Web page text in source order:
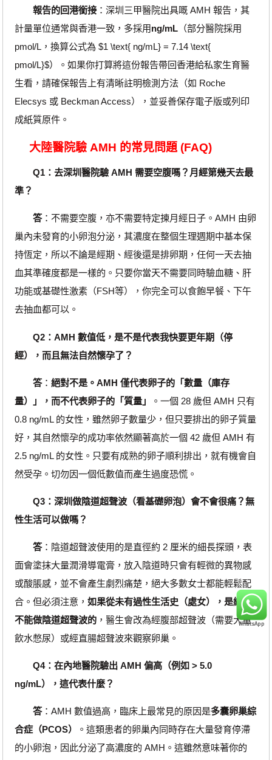
報告的回港銜接：深圳三甲醫院出具嘅 AMH 報告，其
計量單位通常與香港一致，多採用ng/mL（部分醫院採用
pmol/L，換算公式為 $1 \text{ ng/mL} = 7.14 \text{
pmol/L}$）。如果你打算將這份報告帶回香港給私家生育醫
生看，請確保報告上有清晰註明檢測方法（如 Roche
Elecsys 或 Beckman Access），並妥善保存電子版或列印
成紙質原件。
大陸醫院驗 AMH 的常見問題 (FAQ)
Q1：去深圳醫院驗 AMH 需要空腹嗎？月經第幾天去最
準？
答：不需要空腹，亦不需要特定揀月經日子。AMH 由卵
巢內未發育的小卵泡分泌，其濃度在整個生理週期中基本保
持恆定，所以不論是經期、經後還是排卵期，任何一天去抽
血其準確度都是一樣的。只要你當天不需要同時驗血糖、肝
功能或基礎性激素（FSH等），你完全可以食飽早餐、下午
去抽血都可以。
Q2：AMH 數值低，是不是代表我快要更年期（停
經），而且無法自然懷孕了？
答： 絕對不是。 AMH 僅代表卵子的「數量（庫存
量）」，而不代表卵子的「質量」
。一個 28 歲但 AMH 只有
0.8 ng/mL 的女性，雖然卵子數量少，但只要排出的卵子質量
好，其自然懷孕的成功率依然顯著高於一個 42 歲但 AMH 有
2.5 ng/mL 的女性。只要有成熟的卵子順利排出，就有機會自
然受孕。切勿因一個低數值而產生過度恐慌。
Q3：深圳做陰道超聲波（看基礎卵泡）會不會很痛？無
性生活可以做嗎？
答：陰道超聲波使用的是直徑約 2 厘米的細長探頭，表
面會塗抹大量潤滑導電膏，放入陰道時只會有輕微的異物感
或酸脹感，並不會產生劇烈痛楚，絕大多數女士都能輕鬆配
合。但必須注意， 如果從未有過性生活史（處女），是絕對
不能做陰道超聲波的，醫生會改為經腹部超聲波（需要大量
飲水憋尿）或經直腸超聲波來觀察卵巢。
Q4：在內地醫院驗出 AMH 偏高（例如 > 5.0
ng/mL），這代表什麼？
答：AMH 數值過高，臨床上最常見的原因是多囊卵巢綜
合症（PCOS）
。這類患者的卵巢內同時存在大量發育停滯
的小卵泡，因此分泌了高濃度的 AMH。這雖然意味著你的